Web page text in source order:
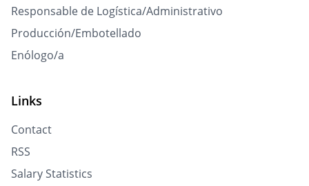
Responsable de Logística/Administrativo
Producción/Embotellado
Enólogo/a
Links
Contact
RSS
Salary Statistics